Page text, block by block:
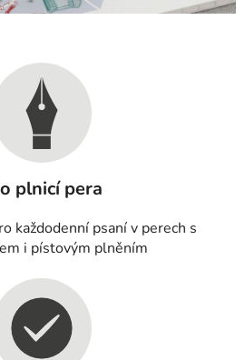
plnicí pera
každodenní psaní v perech s
i pístovým plněním